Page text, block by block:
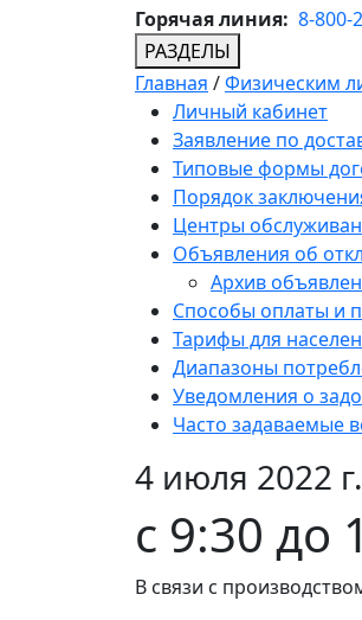
Горячая линия: 8-800-
РАЗДЕЛЫ
Главная /Физическим
Личный кабинет
Заявление по
Типовые формы
Порядок
Центры
Объявления об
Архив
Способы оплаты и
Тарифы для
Диапазоны
Уведомления о
Часто задаваемые
4 июля 2022 г.
с 9:30 до
В связи с